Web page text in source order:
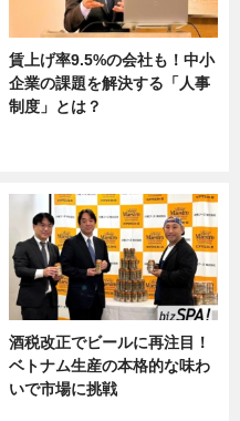
賃上げ率9.5%の会社も！中小
企業の課題を解決する「人事
制度」とは？
酒税改正でビールに再注目！
ベトナム生産の本格的な味わ
いで市場に挑戦